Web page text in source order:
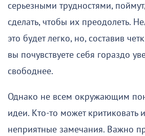
серьезными трудностями,
сделать, чтобы их преодолеть.
это будет легко, но, составив
вы почувствуете себя гораздо
свободнее.
Однако не всем окружающим
идеи. Кто-то может критиковать
неприятные замечания. Важно